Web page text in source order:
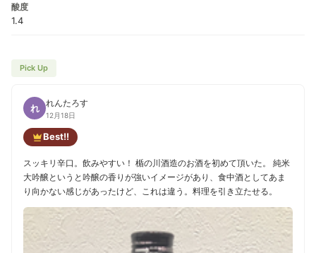
酸度
1.4
Pick Up
れ れんたろす
12月18日
Best!!
スッキリ辛口。飲みやすい！ 楯の川酒造のお酒を初めて頂いた。 純米
大吟醸というと吟醸の香りが強いイメージがあり、食中酒としてあま
り向かない感じがあったけど、これは違う。料理を引き立たせる。